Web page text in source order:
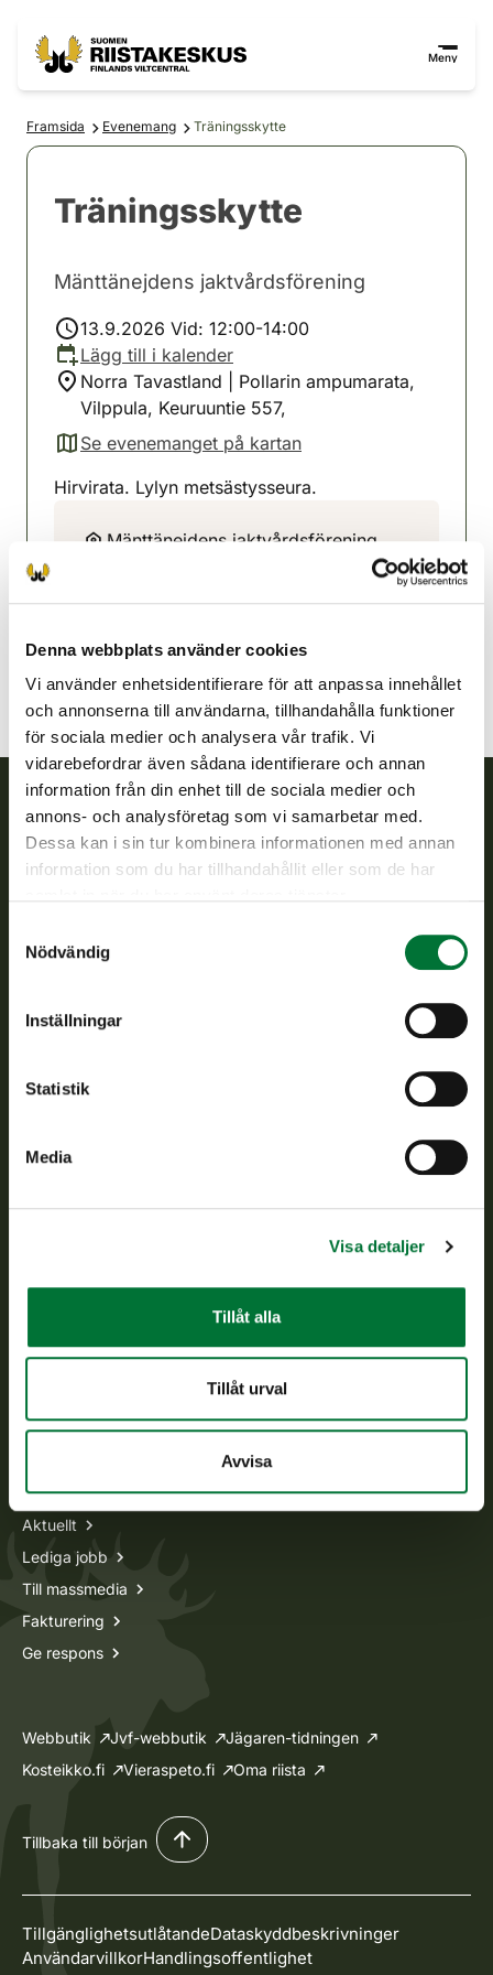
Denna webbplats använder cookies
Vi använder enhetsidentifierare för att anpassa innehållet
och annonserna till användarna, tillhandahålla funktioner
för sociala medier och analysera vår trafik. Vi
vidarebefordrar även sådana identifierare och annan
information från din enhet till de sociala medier och
annons- och analysföretag som vi samarbetar med.
Dessa kan i sin tur kombinera informationen med annan
information som du har tillhandahållit eller som de har
Nödvändig
Inställningar
Statistik
Media
Visa detaljer
Tillåt alla
Tillåt urval
Avvisa
Meny
Framsida Evenemang Träningsskytte
Träningsskytte
Mänttänejdens jaktvårdsförening
13.9.2026 Vid: 12:00-14:00
Lägg till i kalender
Norra Tavastland | Pollarin ampumarata,
Vilppula, Keuruuntie 557,
Se evenemanget på kartan
(avautuu uuteen välilehteen)
Hirvirata. Lylyn metsästysseura.
Mänttänejdens jaktvårdsförening
Finlands viltcentral
verkställs och svarar för de offentliga förvaltningsuppgifter
som föreskrivs.
asiakaspalvelu@riista.fi
Ofta ställda frågor
Jaktkort
Information om oss
Aktuellt
Lediga jobb
Till massmedia
Fakturering
Ge respons
Webbutik Jvf-webbutik
Jägaren-tidningen
Kosteikko.fi
Vieraspeto.fi Oma riista
Tillbaka till början
TillgänglighetsutlåtandeDataskyddbeskrivninger
AnvändarvillkorHandlingsoffentlighet